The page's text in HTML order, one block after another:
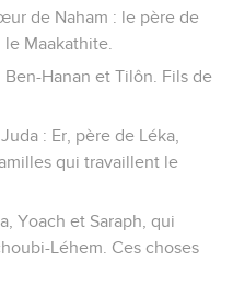
de Naham : le père de
Maakathite.
Hanan et Tilôn. Fils de
: Er, père de Léka,
qui travaillent le
Yoach et Saraph, qui
Léhem. Ces choses